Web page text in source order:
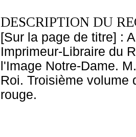
DESCRIPTION DU
[Sur la page de titre] :
Imprimeur-Libraire du
l'Image Notre-Dame.
Roi. Troisième volume
rouge.